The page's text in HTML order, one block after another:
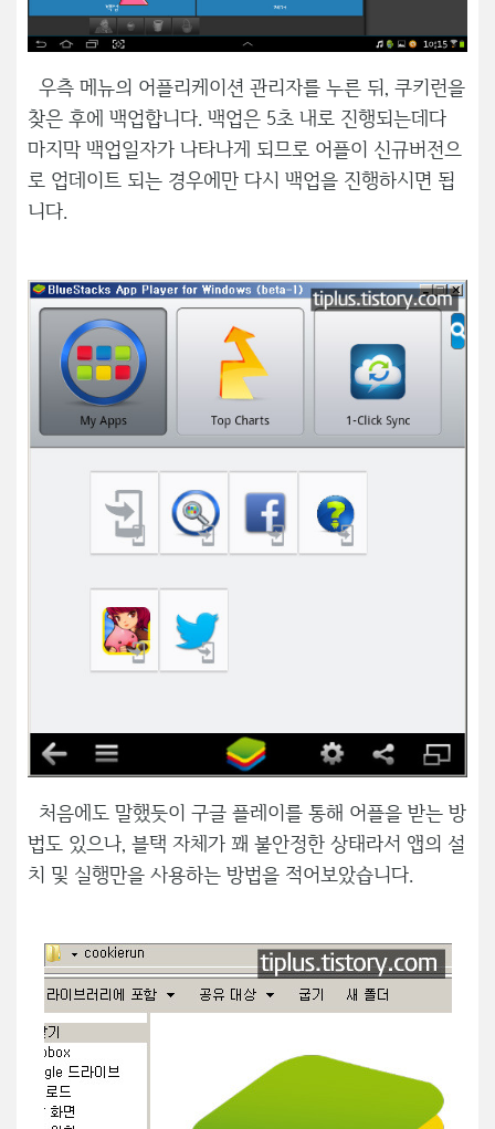
우측 메뉴의 어플리케이션 관리자를 누른 뒤, 쿠키런을
찾은 후에 백업합니다. 백업은 5초 내로 진행되는데다
마지막 백업일자가 나타나게 되므로 어플이 신규버전으
로 업데이트 되는 경우에만 다시 백업을 진행하시면 됩
니다.
처음에도 말했듯이 구글 플레이를 통해 어플을 받는 방
법도 있으나, 블택 자체가 꽤 불안정한 상태라서 앱의 설
치 및 실행만을 사용하는 방법을 적어보았습니다.